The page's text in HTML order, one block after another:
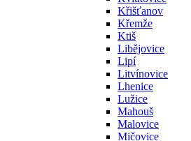
Křišťanov
Křemže
Ktiš
Libějovice
Lipí
Litvínovice
Lhenice
Lužice
Mahouš
Malovice
Mičovice